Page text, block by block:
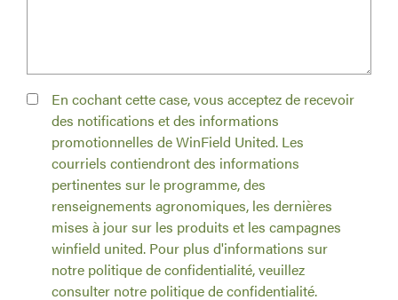
En cochant cette case, vous acceptez de recevoir
des notifications et des informations
promotionnelles de WinField United. Les
courriels contiendront des informations
pertinentes sur le programme, des
renseignements agronomiques, les dernières
mises à jour sur les produits et les campagnes
winfield united. Pour plus d'informations sur
notre politique de confidentialité, veuillez
consulter notre politique de confidentialité.